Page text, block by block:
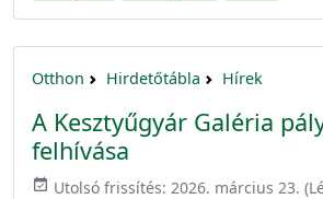
Otthon Hirdetőtábla Hírek
A Kesztyűgyár Galéria
felhívása
event_available Utolsó frissítés: 2026. március 23.